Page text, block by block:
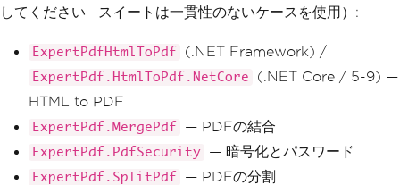
してください—スイートは一貫性のないケースを使用）:
ExpertPdfHtmlToPdf (.NET Framework) /
ExpertPdf.HtmlToPdf.NetCore
(.NET Core / 5-9) —
HTML to PDF
ExpertPdf.MergePdf — PDFの結合
ExpertPdf.PdfSecurity — 暗号化とパスワード
ExpertPdf.SplitPdf — PDFの分割